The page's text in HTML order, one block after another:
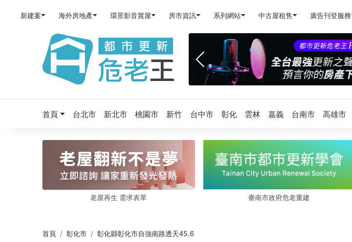
新建案 海外房地產 環景影音賞屋 房市資訊 系列網站 中古屋租售 廣告刊登服務
首頁 台北市 新北市 桃園市 新竹 台中市 彰化 雲林 嘉義 台南市 高雄市
老屋再生 需求表單 臺南市政府危老重建
首頁 彰化市 彰化縣彰化市自強南路透天45.6